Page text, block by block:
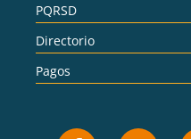
PQRSD
Directorio
Pagos